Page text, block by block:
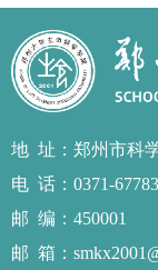
地址 ：郑州市科
电话 ：0371-
邮编 ：450001
邮箱 ：